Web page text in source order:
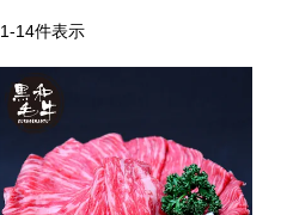
1-14件表示